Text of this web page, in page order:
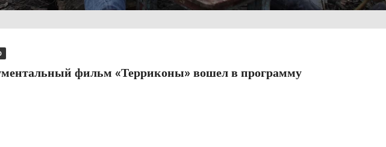
фильм «Терриконы» вошел в программу